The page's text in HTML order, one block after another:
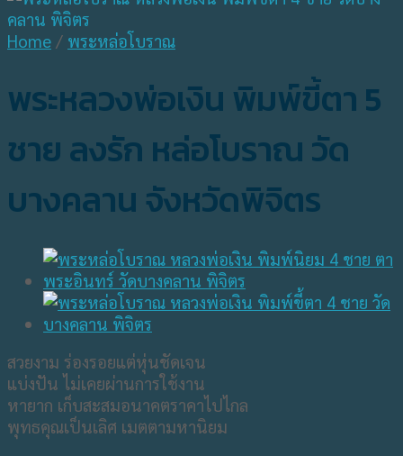
Home / พระหล่อโบราณ
พระหลวงพ่อเงิน พิมพ์ขี้ตา 5
ชาย ลงรัก หล่อโบราณ วัด
บางคลาน จังหวัดพิจิตร
สวยงาม ร่องรอยแต่หุ่นชัดเจน
แบ่งปัน ไม่เคยผ่านการใช้งาน
หายาก เก็บสะสมอนาคตราคาไปไกล
พุทธคุณเป็นเลิศ เมตตามหานิยม